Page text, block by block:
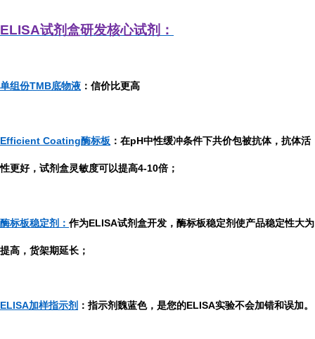
ELISA试剂盒研发核心试剂：
单组份TMB底物液 ：信价比更高
Efficient Coating酶标板 ：在pH中性缓冲条件下共价包被抗体，抗体活
性更好，试剂盒灵敏度可以提高4-10倍；
酶标板稳定剂： 作为ELISA试剂盒开发，酶标板稳定剂使产品稳定性大为
提高，货架期延长；
ELISA加样指示剂 ：指示剂魏蓝色，是您的ELISA实验不会加错和误加。